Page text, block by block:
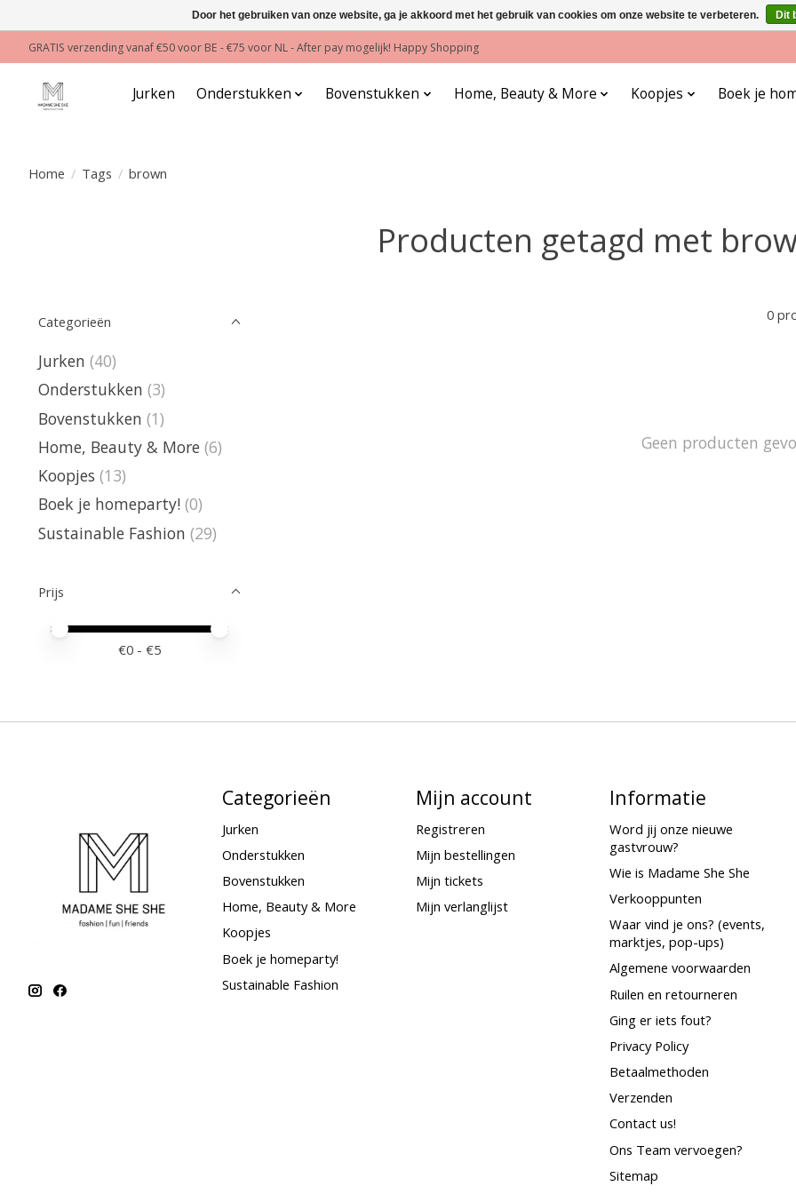
GRATIS verzending vanaf €50 voor BE - €75 voor NL - After pay mogelijk! Happy Shopping
Jurken Onderstukken Bovenstukken Home, Beauty & More Koopjes Boek je
Home / Tags / brown
Producten getagd met
Categorieën
Jurken (40)
Onderstukken (3)
Bovenstukken (1)
Home, Beauty & More (6)
Koopjes (13)
Boek je homeparty! (0)
Sustainable Fashion (29)
Prijs
Minimale prijswaarde
Price maximum value
€0 - €5
0
Geen producten
Categorieën
Jurken
Onderstukken
Bovenstukken
Home, Beauty & More
Koopjes
Boek je homeparty!
Sustainable Fashion
Mijn account
Registreren
Mijn bestellingen
Mijn tickets
Mijn verlanglijst
Informatie
Word jij onze nieuwe
gastvrouw?
Wie is Madame She She
Verkooppunten
Waar vind je ons? (events,
marktjes, pop-ups)
Algemene voorwaarden
Ruilen en retourneren
Ging er iets fout?
Privacy Policy
Betaalmethoden
Verzenden
Contact us!
Ons Team vervoegen?
Sitemap
Door het gebruiken van onze website, ga je akkoord met het gebruik van cookies om onze website te verbeteren. Dit